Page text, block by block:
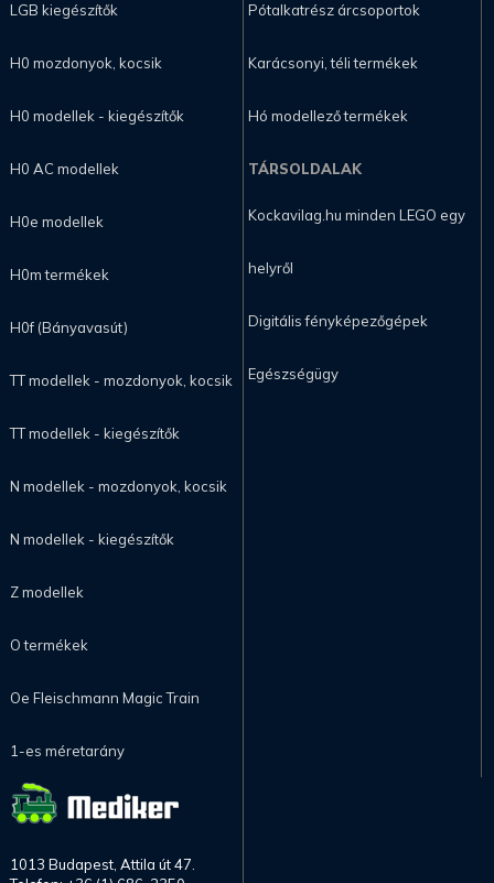
LGB kiegészítők
H0 mozdonyok, kocsik
H0 modellek - kiegészítők
H0 AC modellek
H0e modellek
H0m termékek
H0f (Bányavasút)
TT modellek - mozdonyok, kocsik
TT modellek - kiegészítők
N modellek - mozdonyok, kocsik
N modellek - kiegészítők
Z modellek
O termékek
Oe Fleischmann Magic Train
1-es méretarány
Pótalkatrész árcsoportok
Karácsonyi, téli termékek
Hó modellező termékek
TÁRSOLDALAK
Kockavilag.hu minden LEGO egy
helyről
Digitális fényképezőgépek
Egészségügy
1013 Budapest, Attila út 47.